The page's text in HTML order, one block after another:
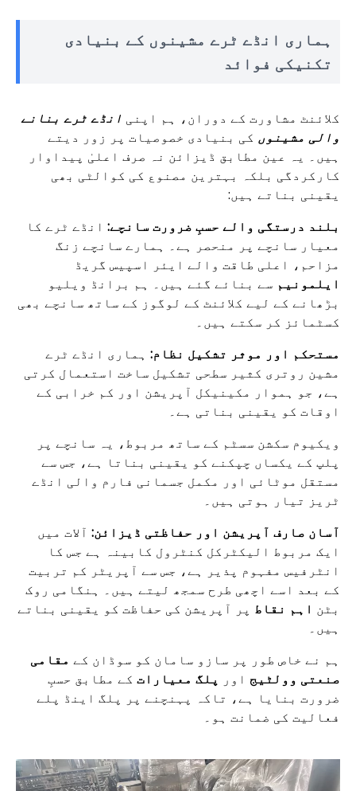
ہماری انڈے ٹرے مشینوں کے بنیادی
تکنیکی فوائد
کلائنٹ مشاورت کے دوران، ہم اپنی انڈے ٹرے بنانے
والی مشینوں کی بنیادی خصوصیات پر زور دیتے
ہیں۔ یہ عین مطابق ڈیزائن نہ صرف اعلیٰ پیداوار
کارکردگی بلکہ بہترین مصنوع کی کوالٹی بھی
یقینی بناتے ہیں:
بلند درستگی والے حسبِ ضرورت سانچے: انڈے ٹرے کا
معیار سانچے پر منحصر ہے۔ ہمارے سانچے زنگ
مزاحم، اعلی طاقت والے ایئر اسپیس گریڈ
ایلمونیم سے بنائے گئے ہیں۔ ہم برانڈ ویلیو
بڑھانے کے لیے کلائنٹ کے لوگوز کے ساتھ سانچے بھی
کسٹمائز کر سکتے ہیں۔
مستحکم اور موثر تشکیل نظام: ہماری انڈے ٹرے
مشین روتری کثیر سطحی تشکیل ساخت استعمال کرتی
ہے، جو ہموار مکینیکل آپریشن اور کم خرابی کے
اوقات کو یقینی بناتی ہے۔
ویکیوم سکشن سسٹم کے ساتھ مربوط، یہ سانچے پر
پلپ کے یکساں چپکنے کو یقینی بناتا ہے، جس سے
مستقل موٹائی اور مکمل جسمانی فارم والی انڈے
ٹریز تیار ہوتی ہیں۔
آسان صارف آپریشن اور حفاظتی ڈیزائن: آلات میں
ایک مربوط الیکٹرکل کنٹرول کابینہ ہے جس کا
انٹرفیس مفہوم پذیر ہے، جس سے آپریٹر کم تربیت
کے بعد اسے اچھی طرح سمجھ لیتے ہیں۔ ہنگامی روک
بٹن اہم نقاط پر آپریشن کی حفاظت کو یقینی بناتے
ہیں۔
ہم نے خاص طور پر سازو سامان کو سوڈان کے مقامی
صنعتی وولٹیج اور پلگ معیارات کے مطابق حسبِ
ضرورت بنایا ہے، تاکہ پہنچنے پر پلگ اینڈ پلے
فعالیت کی ضمانت ہو۔